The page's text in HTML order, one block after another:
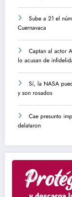
Sube a 21 el
Cuernavaca
Captan al actor
lo acusan de
Sí, la NASA
y son rosados
Cae presunto
delataron